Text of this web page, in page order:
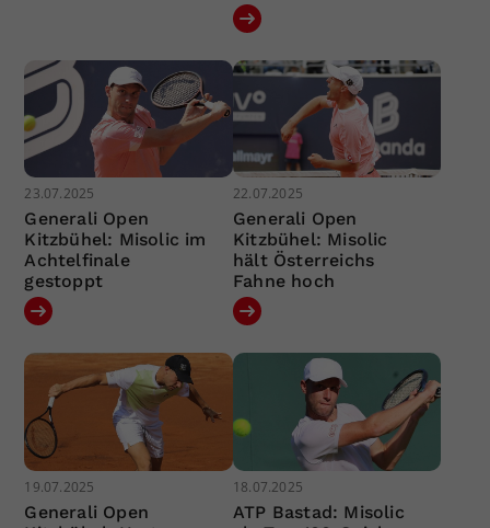
23.07.2025
Generali Open
Kitzbühel: Misolic im
Achtelfinale
gestoppt
22.07.2025
Generali Open
Kitzbühel: Misolic
hält Österreichs
Fahne hoch
19.07.2025
Generali Open
18.07.2025
ATP Bastad: Misolic